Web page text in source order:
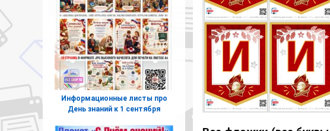
Информационные листы про
День знаний к 1 сентября